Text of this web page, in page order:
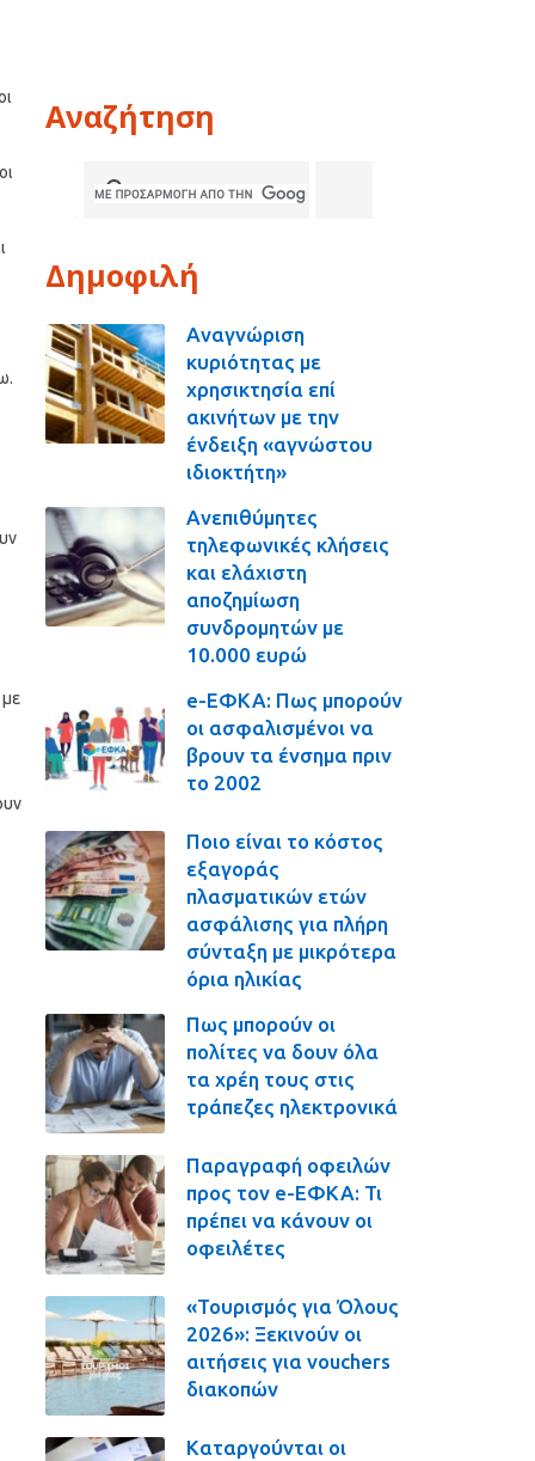
Αναζήτηση
Δημοφιλή
Αναγνώριση
κυριότητας με
χρησικτησία επί
ακινήτων με την
ένδειξη «αγνώστου
ιδιοκτήτη»
Ανεπιθύμητες
τηλεφωνικές κλήσεις
και ελάχιστη
αποζημίωση
συνδρομητών με
10.000 ευρώ
e-ΕΦΚΑ: Πως μπορούν
οι ασφαλισμένοι να
βρουν τα ένσημα πριν
το 2002
Ποιο είναι το κόστος
εξαγοράς
πλασματικών ετών
ασφάλισης για πλήρη
σύνταξη με μικρότερα
όρια ηλικίας
Πως μπορούν οι
πολίτες να δουν όλα
τα χρέη τους στις
τράπεζες ηλεκτρονικά
Παραγραφή οφειλών
προς τον e-ΕΦΚΑ: Τι
πρέπει να κάνουν οι
οφειλέτες
«Τουρισμός για Όλους
2026»: Ξεκινούν οι
αιτήσεις για vouchers
διακοπών
Καταργούνται οι